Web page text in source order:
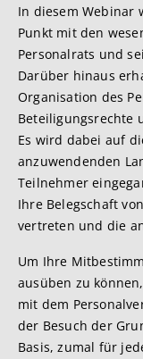
In diesem Webinar
Punkt mit den
Personalrats und
Darüber hinaus
Organisation des
Beteiligungsrechte
Es wird dabei auf
anzuwendenden
Teilnehmer
Ihre Belegschaft
vertreten und die
Um Ihre
ausüben zu
mit dem
der Besuch der
Basis, zumal für